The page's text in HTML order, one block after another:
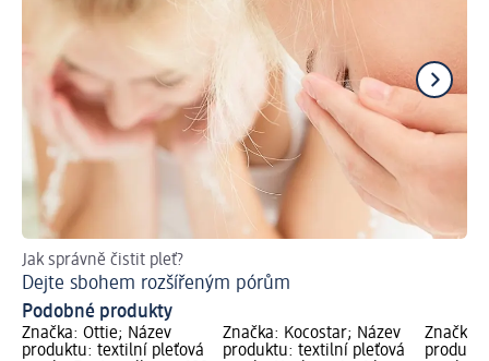
Jak správně čistit pleť?
Dejte sbohem rozšířeným pórům
Podobné produkty
Značka: Ottie; Název
produktu: textilní pleťová
Značka: Kocostar; Název
produktu: textilní pleťová
Značka: